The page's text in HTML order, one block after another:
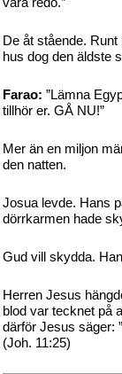
De åt stående.
hus dog den äldste
Farao: ”Lämna
tillhör er. GÅ NU!”
Mer än en miljon
den natten.
Josua levde. Hans
dörrkarmen hade
Gud vill skydda.
Herren Jesus
blod var tecknet på
därför Jesus säger:
(Joh. 11:25)